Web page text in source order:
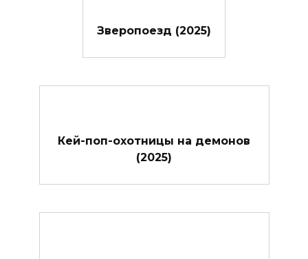
Зверопоезд (2025)
Кей-поп-охотницы на демонов
(2025)